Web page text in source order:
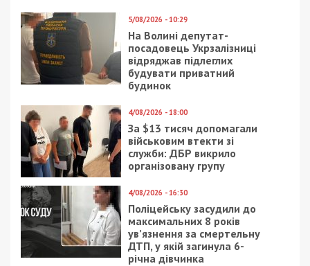
5/08/2026 - 10:29
На Волині депутат-
посадовець Укрзалізниці
відряджав підлеглих
будувати приватний
будинок
4/08/2026 - 18:00
За $13 тисяч допомагали
військовим втекти зі
служби: ДБР викрило
організовану групу
4/08/2026 - 16:30
Поліцейську засудили до
максимальних 8 років
ув’язнення за смертельну
ДТП, у якій загинула 6-
річна дівчинка